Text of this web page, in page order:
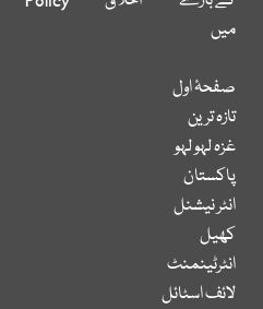
میں
صفحۂ اول
تازہ ترین
غزہ لہو لہو
پاکستان
انٹر نیشنل
کھیل
انٹرٹینمنٹ
لائف اسٹائل